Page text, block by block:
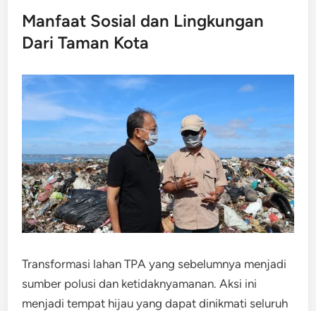
Manfaat Sosial dan Lingkungan
Dari Taman Kota
Transformasi lahan TPA yang sebelumnya menjadi
sumber polusi dan ketidaknyamanan. Aksi ini
menjadi tempat hijau yang dapat dinikmati seluruh